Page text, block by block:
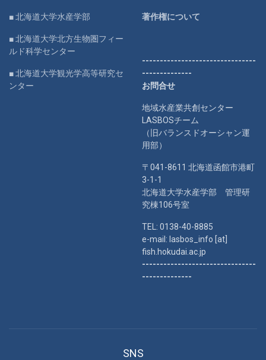
■ 北海道大学水産学部
■ 北海道大学北方生物圏フィー
ルド科学センター
■ 北海道大学観光学高等研究セ
ンター
著作権について
--------------------------------
--------------
お問合せ
地域水産業共創センター
LASBOSチーム
（旧バランスドオーシャン運
用部）
〒041-8611 北海道函館市港町
3-1-1
北海道大学水産学部 管理研
究棟106号室
TEL: 0138-40-8885
e-mail: lasbos_info [at]
fish.hokudai.ac.jp
--------------------------------
--------------
SNS